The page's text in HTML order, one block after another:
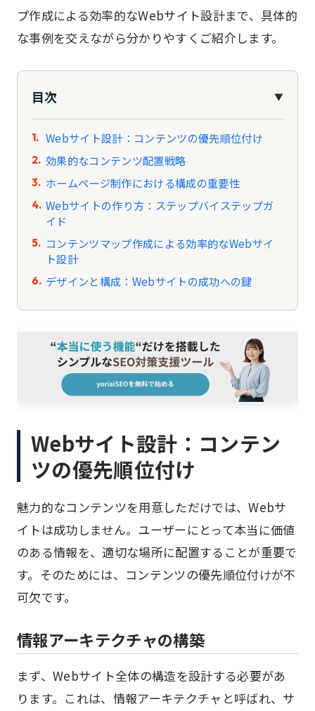
プ作成による効率的なWebサイト設計まで、具体的
な事例を交えながら分かりやすくご紹介します。
目次 ▼
Webサイト設計：コンテンツの優先順位付け
効果的なコンテンツ配置戦略
ホームページ制作における構成の重要性
Webサイトの作り方：ステップバイステップガ
イド
コンテンツマップ作成による効率的なWebサイ
ト設計
デザインと構成：Webサイトの成功への鍵
Webサイト設計：コンテン
ツの優先順位付け
魅力的なコンテンツを用意しただけでは、Webサ
イトは成功しません。ユーザーにとって本当に価値
のある情報を、適切な場所に配置することが重要で
す。そのためには、コンテンツの優先順位付けが不
可欠です。
情報アーキテクチャの構築
まず、Webサイト全体の構造を設計する必要があ
ります。これは、情報アーキテクチャと呼ばれ、サ